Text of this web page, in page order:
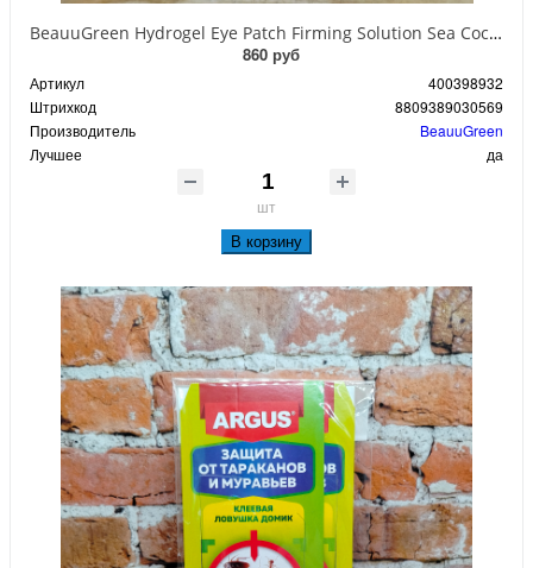
BeauuGreen Hydrogel Eye Patch Firming Solution Sea Cocumber & Black Гидрогелевые патчи для кожи вокруг глаз с экстрактом черного морского огурца 60 шт 90 гр
860 руб
Артикул
400398932
Штрихкод
8809389030569
Производитель
BeauuGreen
Лучшее
да
шт
В корзину